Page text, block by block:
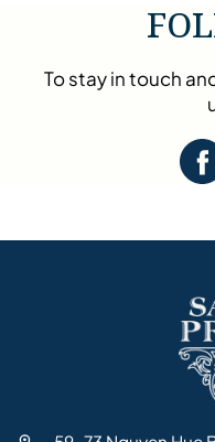
To stay in touch